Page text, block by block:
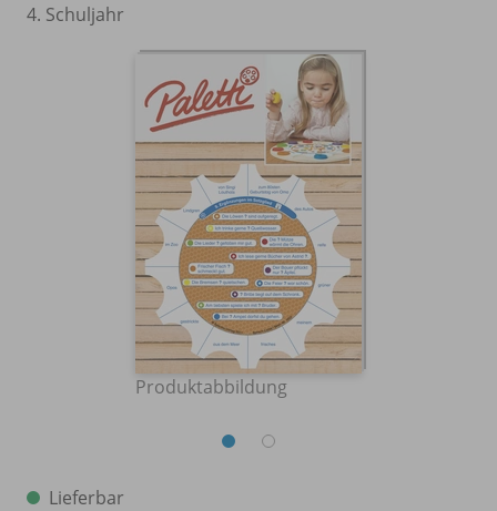
4. Schuljahr
Produktabbildung
Lieferbar